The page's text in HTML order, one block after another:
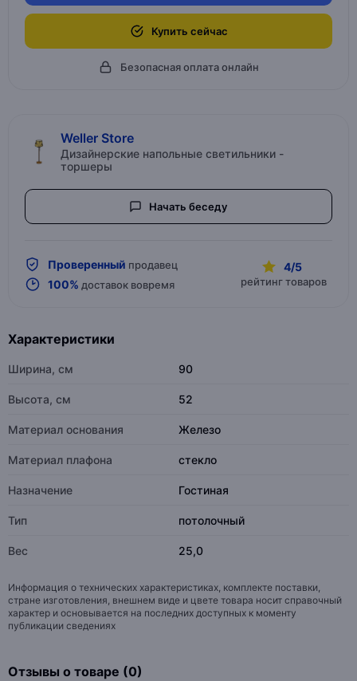
Купить сейчас
Безопасная оплата онлайн
Weller Store
Дизайнерские напольные светильники -
торшеры
Начать беседу
Проверенный продавец
100% доставок вовремя
4/5
рейтинг товаров
Характеристики
Ширина, см 90
Высота, см 52
Материал основания Железо
Материал плафона стекло
Назначение Гостиная
Тип потолочный
Вес 25,0
Информация о технических характеристиках, комплекте поставки,
стране изготовления, внешнем виде и цвете товара носит справочный
характер и основывается на последних доступных к моменту
публикации сведениях
Отзывы о товаре (0)